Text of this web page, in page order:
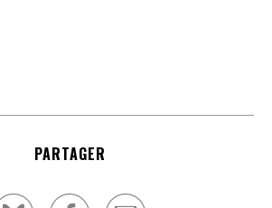
PARTAGER